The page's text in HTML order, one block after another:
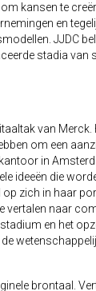
kansen te
en
JJDC
stadia van
van
om een
in
ideeën die
zich in haar
vertalen naar
en het
brontaal.